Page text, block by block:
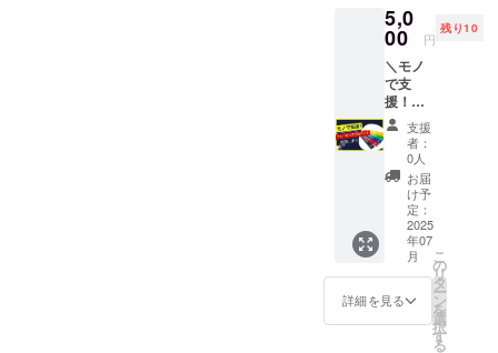
整の連
絡をさ
せてい
ただき
ます。
リター
ンで
す。 必
要個
数：
1000個
【お礼
のメッ
セー
ジ】 感
謝の気
持ちを
込め
て、選
手たち
からお
礼の
5,0
00 円
残り10
＼モノ
で支
援！ゴ
ムバン
ド／ 野
球塾で
日常的
に使
う”ゴム
バン
ド”を寄
贈でき
るリ
ターン
です。
必要個
支援
者：
0人
お届
け予
定：
2025
年07
月
詳細を見る
こ
の
リ
タ
ー
ン
を
選
択
す
る